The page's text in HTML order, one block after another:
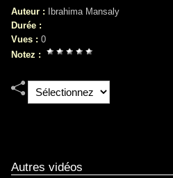
Auteur :
Ibrahima Mansaly
Durée :
Vues : 0
Notez :
Autres vidéos